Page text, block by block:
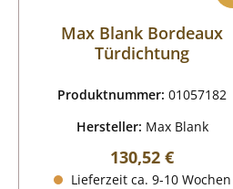
Max Blank Bordeaux
Türdichtung
Produktnummer:01057182
Hersteller: Max Blank
Regulärer Preis:
130,52 €
Lieferzeit ca. 9-10 Wochen